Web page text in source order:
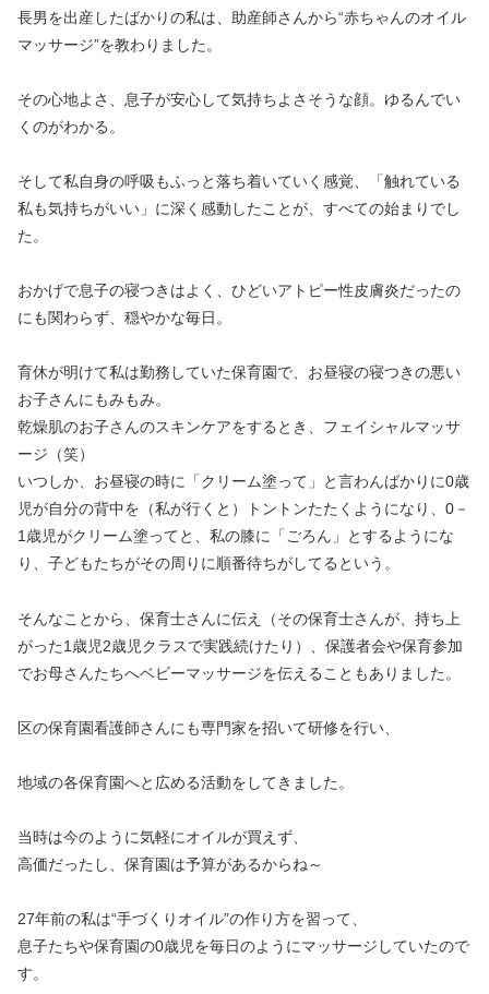
長男を出産したばかりの私は、助産師さんから“赤ちゃんのオイル
マッサージ”を教わりました。
その心地よさ、息子が安心して気持ちよさそうな顔。ゆるんでい
くのがわかる。
そして私自身の呼吸もふっと落ち着いていく感覚、「触れている
私も気持ちがいい」に深く感動したことが、すべての始まりでし
た。
おかげで息子の寝つきはよく、ひどいアトピー性皮膚炎だったの
にも関わらず、穏やかな毎日。
育休が明けて私は勤務していた保育園で、お昼寝の寝つきの悪い
お子さんにもみもみ。
乾燥肌のお子さんのスキンケアをするとき、フェイシャルマッサ
ージ（笑）
いつしか、お昼寝の時に「クリーム塗って」と言わんばかりに0歳
児が自分の背中を（私が行くと）トントンたたくようになり、0－
1歳児がクリーム塗ってと、私の膝に「ごろん」とするようにな
り、子どもたちがその周りに順番待ちがしてるという。
そんなことから、保育士さんに伝え（その保育士さんが、持ち上
がった1歳児2歳児クラスで実践続けたり）、保護者会や保育参加
でお母さんたちへベビーマッサージを伝えることもありました。
区の保育園看護師さんにも専門家を招いて研修を行い、
地域の各保育園へと広める活動をしてきました。
当時は今のように気軽にオイルが買えず、
高価だったし、保育園は予算があるからね～
27年前の私は“手づくりオイル”の作り方を習って、
息子たちや保育園の0歳児を毎日のようにマッサージしていたので
す。